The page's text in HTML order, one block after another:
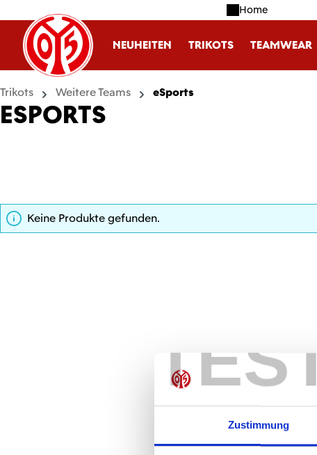
TEST
Zustimmung
Hauptinhalt springen
Zur Suche springen
Zur Hauptnavigation springen Home
NEUHEITEN TRIKOTS TEAMWEAR
Trikots Weitere Teams eSports
ESPORTS
Keine Produkte gefunden.